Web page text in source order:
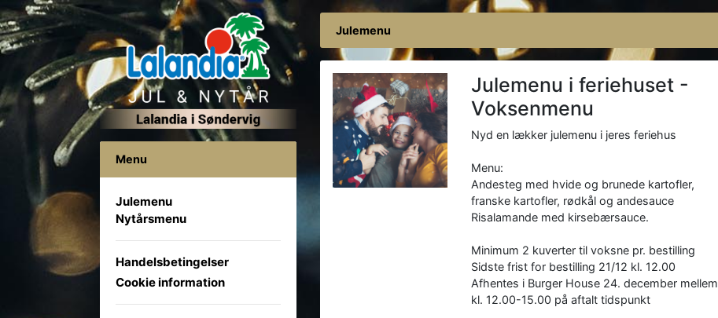
Menu
Julemenu
Nytårsmenu
Handelsbetingelser
Cookie information
Julemenu
Julemenu i feriehuset -
Voksenmenu
Nyd en lækker julemenu i jeres feriehus
Menu:
Andesteg med hvide og brunede kartofler,
franske kartofler, rødkål og andesauce
Risalamande med kirsebærsauce.
Minimum 2 kuverter til voksne pr. bestilling
Sidste frist for bestilling 21/12 kl. 12.00
Afhentes i Burger House 24. december mellem
kl. 12.00-15.00 på aftalt tidspunkt